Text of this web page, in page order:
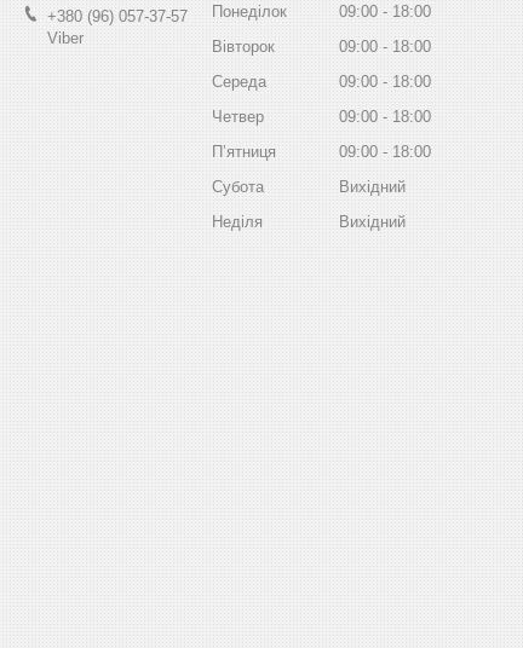
+380 (96) 057-37-57
Viber
Понеділок 09:00
18:00
Вівторок
09:00
18:00
Середа
09:00
18:00
Четвер
09:00
18:00
Пʼятниця
09:00
18:00
Субота
Вихідний
Неділя
Вихідний